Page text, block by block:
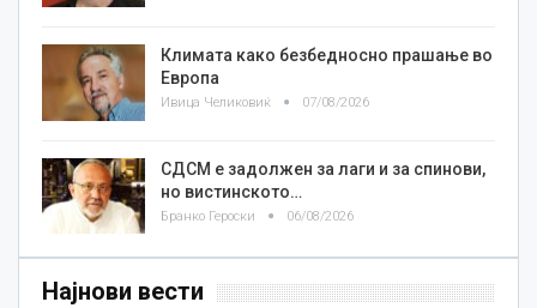
Климата како безбедносно прашање во
Европа
Ивица Челиковиќ 07/08/2026
СДСМ е задолжен за лаги и за спинови,
но вистинското…
Бранко Героски 06/08/2026
Најнови вести